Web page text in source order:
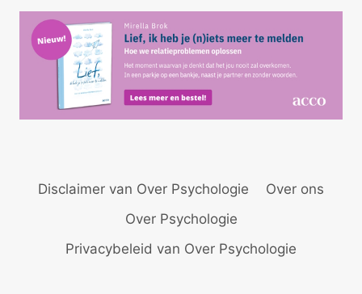
Disclaimer van Over Psychologie
Over ons
Over Psychologie
Privacybeleid van Over Psychologie